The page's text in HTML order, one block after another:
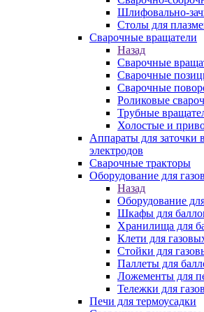
Шлифовально-
Столы для
Сварочные вращатели
Назад
Сварочные
Сварочные
Сварочные
Роликовые
Трубные
Холостые и
Аппараты для заточки
электродов
Сварочные тракторы
Оборудование для
Назад
Оборудование
Шкафы для
Хранилища для
Клети для
Стойки для
Паллеты для
Ложементы для
Тележки для
Печи для термоусадки